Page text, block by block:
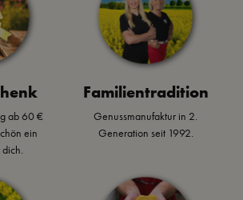
Sonntagsbraten &
für alle die es
deftig mögen.
ganz
Besonderem!
ab 60 €
ein
Familientradition
Genussmanufaktur in 2.
Generation seit 1992.